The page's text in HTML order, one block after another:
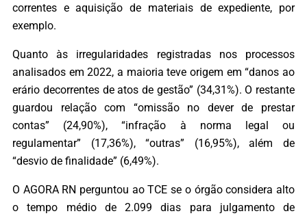
correntes e aquisição de materiais de expediente, por
exemplo.
Quanto às irregularidades registradas nos processos
analisados em 2022, a maioria teve origem em “danos ao
erário decorrentes de atos de gestão” (34,31%). O restante
guardou relação com “omissão no dever de prestar
contas” (24,90%), “infração à norma legal ou
regulamentar” (17,36%), “outras” (16,95%), além de
“desvio de finalidade” (6,49%).
O AGORA RN perguntou ao TCE se o órgão considera alto
o tempo médio de 2.099 dias para julgamento de